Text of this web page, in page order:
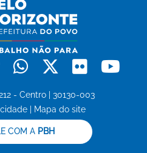
TiktokWhatsapp
X Flickr
- Centro | 30130-003
Mapa do site
COM A PBH